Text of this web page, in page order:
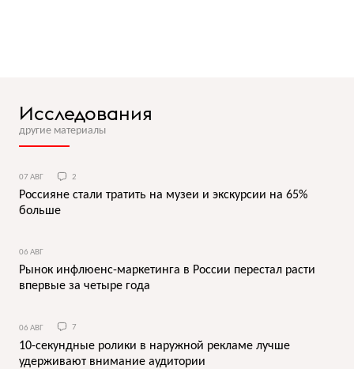
Исследования
другие материалы
07 АВГ 2
Россияне стали тратить на музеи и экскурсии на 65%
больше
06 АВГ
Рынок инфлюенс-маркетинга в России перестал расти
впервые за четыре года
06 АВГ 7
10-секундные ролики в наружной рекламе лучше
удерживают внимание аудитории